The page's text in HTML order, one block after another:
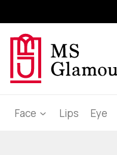
Face Lips Eye